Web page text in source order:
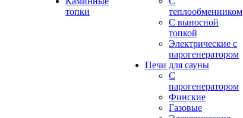
топки
теплообменником
С выносной
топкой
Электрические с
парогенератором
Печи для сауны
С
парогенератором
Финские
Газовые